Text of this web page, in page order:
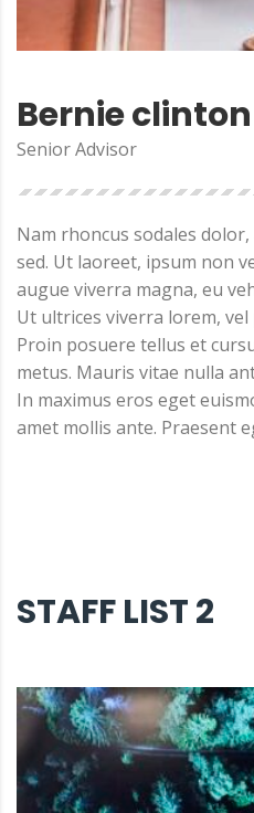
Bernie clinton
Senior Advisor
Nam rhoncus sodales
sed. Ut laoreet, ipsum non
augue viverra magna, eu
Ut ultrices viverra lorem,
Proin posuere tellus et
metus. Mauris vitae nulla
In maximus eros eget
amet mollis ante. Praesent
STAFF LIST 2